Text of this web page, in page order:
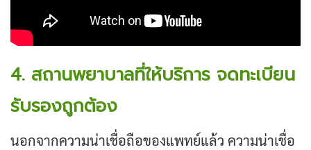
4. สถานพยาบาลที่ให้บริการ จดทะเบียน
รับรองถูกต้อง
นอกจากความน่าเชื่อถือของแพทย์แล้ว ความน่าเชื่อ